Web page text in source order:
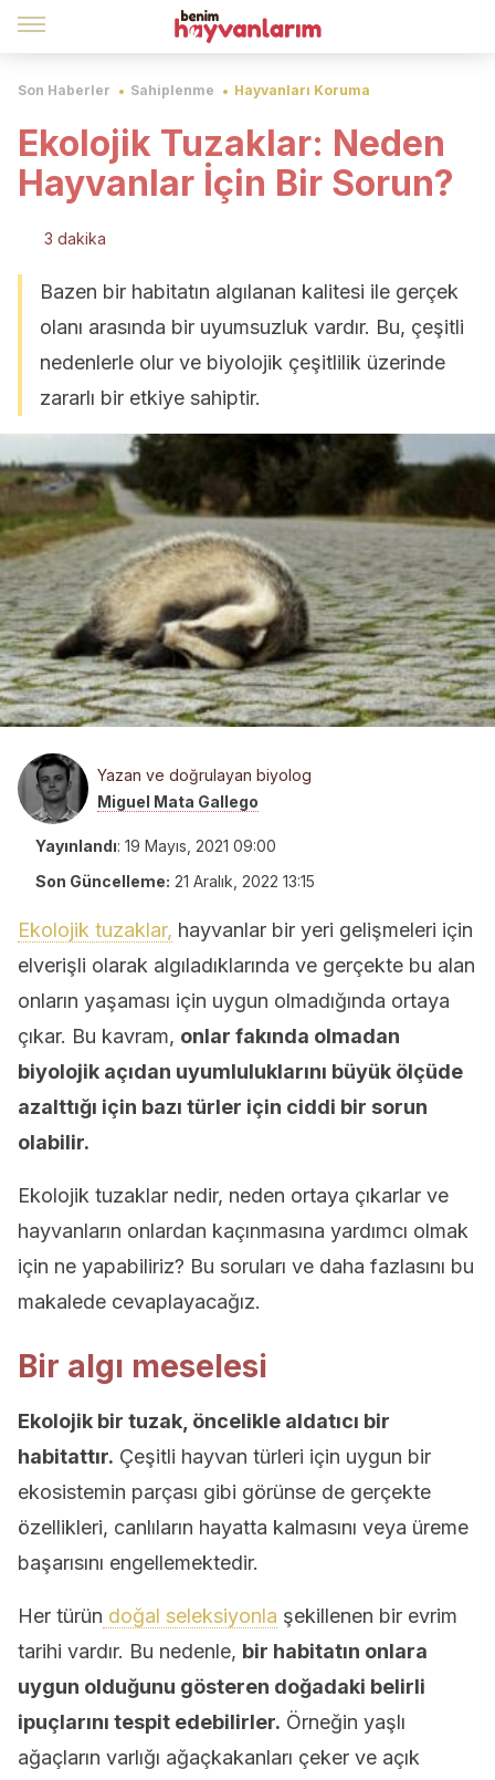
Son Haberler Sahiplenme Hayvanları Koruma
Ekolojik Tuzaklar: Neden
Hayvanlar İçin Bir Sorun?
3 dakika
Bazen bir habitatın algılanan kalitesi ile gerçek
olanı arasında bir uyumsuzluk vardır. Bu, çeşitli
nedenlerle olur ve biyolojik çeşitlilik üzerinde
zararlı bir etkiye sahiptir.
Yazan ve doğrulayan biyolog
Miguel Mata Gallego
Yayınlandı: 19 Mayıs, 2021 09:00
Son Güncelleme: 21 Aralık, 2022 13:15
Ekolojik tuzaklar, hayvanlar bir yeri gelişmeleri için
elverişli olarak algıladıklarında ve gerçekte bu alan
onların yaşaması için uygun olmadığında ortaya
çıkar. Bu kavram, onlar fakında olmadan
biyolojik açıdan uyumluluklarını büyük ölçüde
azalttığı için bazı türler için ciddi bir sorun
olabilir.
Ekolojik tuzaklar nedir, neden ortaya çıkarlar ve
hayvanların onlardan kaçınmasına yardımcı olmak
için ne yapabiliriz? Bu soruları ve daha fazlasını bu
makalede cevaplayacağız.
Bir algı meselesi
Ekolojik bir tuzak, öncelikle aldatıcı bir
habitattır. Çeşitli hayvan türleri için uygun bir
ekosistemin parçası gibi görünse de gerçekte
özellikleri, canlıların hayatta kalmasını veya üreme
başarısını engellemektedir.
Her türün doğal seleksiyonla şekillenen bir evrim
tarihi vardır. Bu nedenle, bir habitatın onlara
uygun olduğunu gösteren doğadaki belirli
ipuçlarını tespit edebilirler. Örneğin yaşlı
ağaçların varlığı ağaçkakanları çeker ve açık